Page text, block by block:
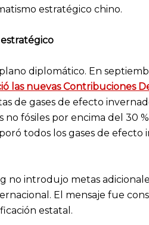
estratégico chino.
diplomático. En
las nuevas Contribuciones
de gases de efecto
fósiles por encima del 30
todos los gases de
no introdujo metas
El mensaje fue
estatal.